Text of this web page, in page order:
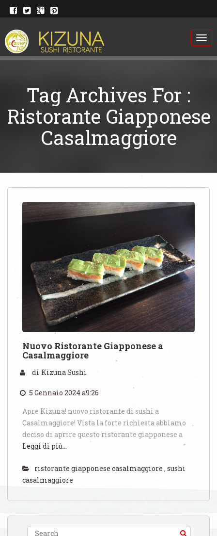
Tag Archives For :
Ristorante Giapponese
Casalmaggiore
Nuovo Ristorante Giapponese a
Casalmaggiore
di Kizuna Sushi
5 Gennaio 2024 a9:26
Apre Kizuna! nuovo ristorante di sushi a
Casalmaggiore! Vista la forte richiesta abbiamo
deciso di aprire questo ristorante giapponese a
Leggi di più…
ristorante giapponese casalmaggiore , sushi
casalmaggiore